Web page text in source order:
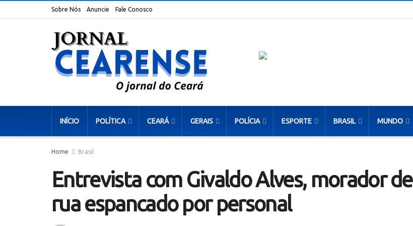
Sobre Nós Anuncie Fale Conosco
INÍCIO POLÍTICA CEARÁ GERAIS POLÍCIA ESPORTE BRASIL MUNDO
Home Brasil
Entrevista com Givaldo Alves, morador de
rua espancado por personal